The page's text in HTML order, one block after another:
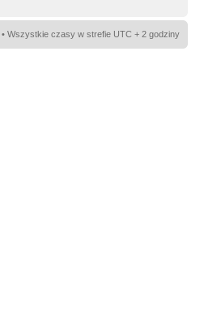
• Wszystkie czasy w strefie UTC + 2 godziny